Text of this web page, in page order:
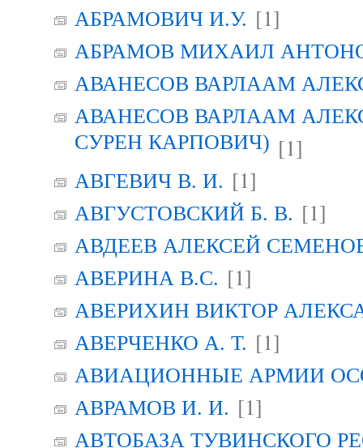
АБРАМОВИЧ И.У. [1]
АБРАМОВ МИХАИЛ
АВАНЕСОВ ВАРЛААМ
АВАНЕСОВ ВАРЛААМ
СУРЕН КАРПОВИЧ) [1]
АВГЕВИЧ В. И. [1]
АВГУСТОВСКИЙ Б. В. [1]
АВДЕЕВ АЛЕКСЕЙ
АВЕРИНА B.C. [1]
АВЕРИХИН ВИКТОР
АВЕРЧЕНКО А. Т. [1]
АВИАЦИОННЫЕ АРМИИ
АВРАМОВ И. И. [1]
АВТОБАЗА ТУВИНСКОГО